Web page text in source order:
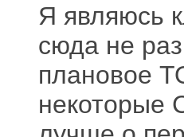
Я являюсь
сюда не
плановое
некоторые